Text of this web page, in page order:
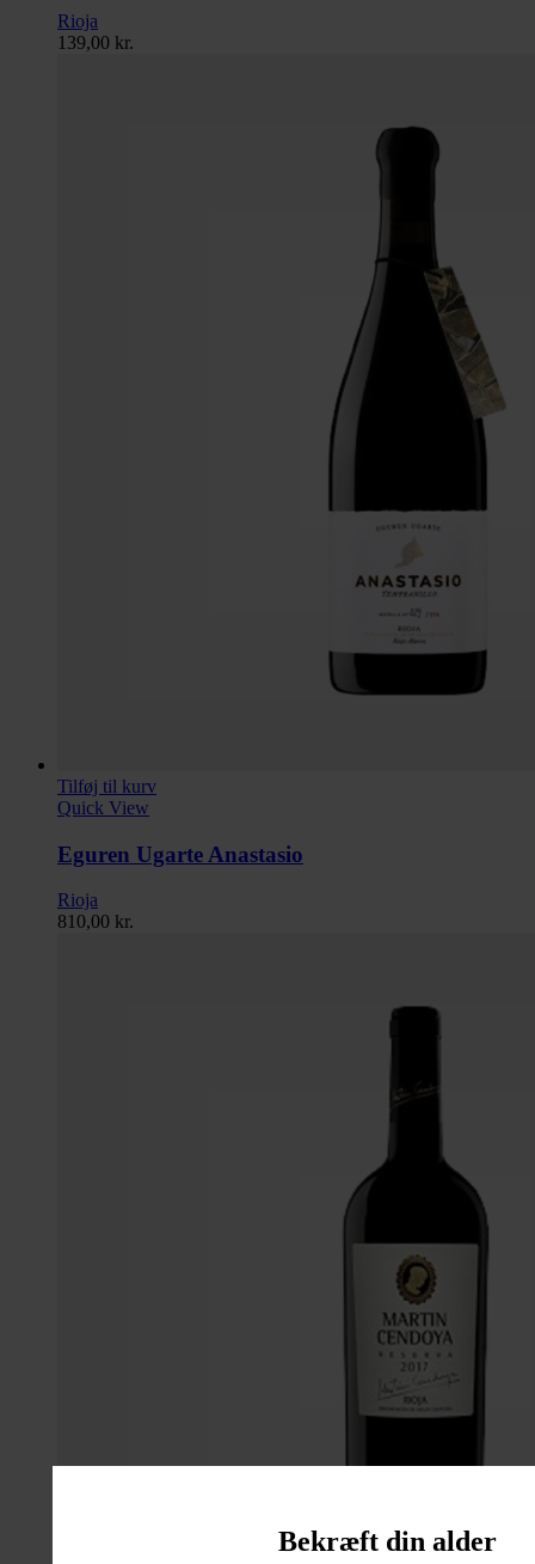
Bekræft din alder
Rioja
139,00 kr.
Tilføj til kurv
Quick View
Eguren Ugarte Anastasio
Rioja
810,00 kr.